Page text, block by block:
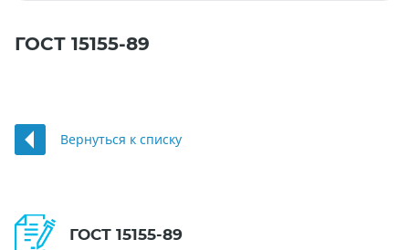
ГОСТ 15155-89
Вернуться к списку
ГОСТ 15155-89